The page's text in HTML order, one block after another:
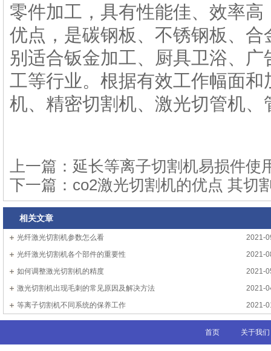
零件加工，具有性能佳、效率
优点，是碳钢板、不锈钢板、
别适合钣金加工、厨具卫浴、
工等行业。根据有效工作幅面
机、精密切割机、激光切管机
上一篇： 延长等离子切割机易损件使
下一篇： co2激光切割机的优点 其切
相关文章
2021-
光纤激光切割机参数怎么看
2021-
光纤激光切割机各个部件的重要性
2021-
如何调整激光切割机的精度
2021-
激光切割机出现毛刺的常见原因及解决方法
2021-
等离子切割机不同系统的保养工作
首页 关于我们